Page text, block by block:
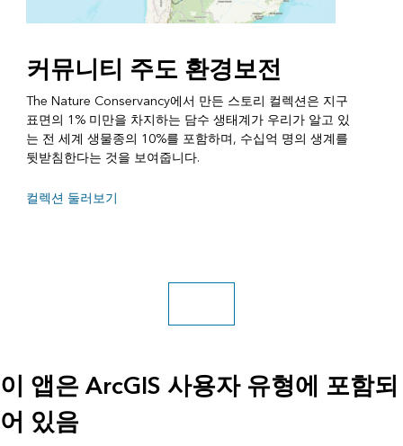
커뮤니티 주도 환경보전
The Nature Conservancy에서 만든 스토리 컬렉션은 지구
표면의 1% 미만을 차지하는 담수 생태계가 우리가 알고 있
는 전 세계 생물종의 10%를 포함하며, 수십억 명의 생계를
뒷받침한다는 것을 보여줍니다.
컬렉션 둘러보기
이 앱은 ArcGIS 사용자 유형에 포함되
어 있음